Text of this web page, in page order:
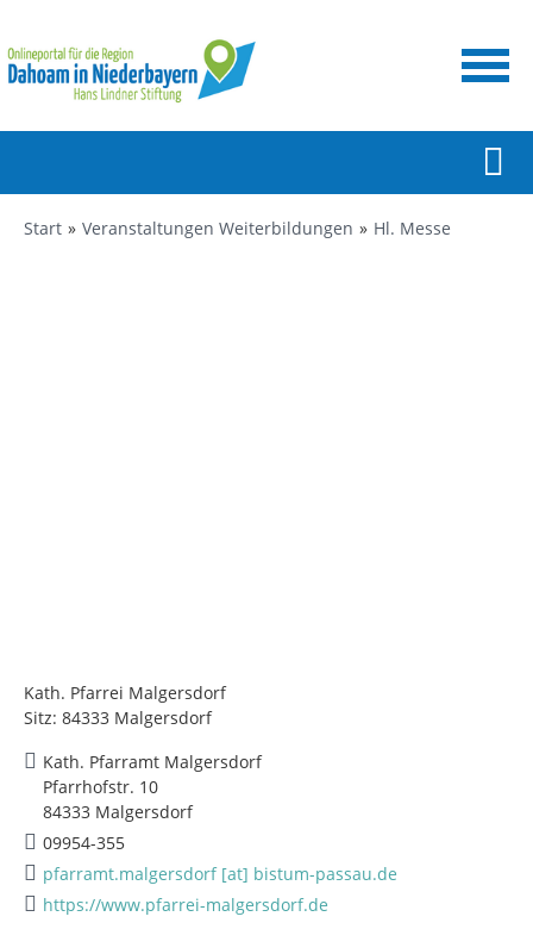
Start Veranstaltungen Weiterbildungen Hl. Messe
Kath. Pfarrei Malgersdorf
Sitz: 84333 Malgersdorf
Kath. Pfarramt Malgersdorf
Pfarrhofstr. 10
84333 Malgersdorf
09954-355
pfarramt.malgersdorf [at] bistum-passau.de
https://www.pfarrei-malgersdorf.de